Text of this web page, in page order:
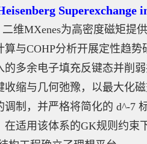
Superexchange
二维MXenes为高密度磁矩提
算与COHP分析开展定性趋
的多余电子填充反键态并削
收缩与几何弛豫，以最大化
调制，并严格将简化的 d^-7
在适用该体系的GK规则约束